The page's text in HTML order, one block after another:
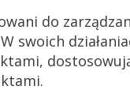
do
swoich